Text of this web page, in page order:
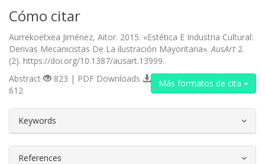
Cómo citar
Aurrekoetxea Jiménez, Aitor. 2015. «Estética E Industria Cultural:
Derivas Mecanicistas De La ilustración Mayoritaria». AusArt 2
(2). https://doi.org/10.1387/ausart.13999.
Más formatos de cita
Abstract
823 | PDF Downloads
612
Keywords
References